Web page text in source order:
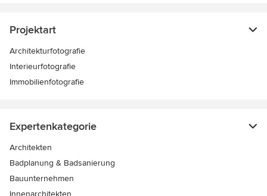
Projektart
Architekturfotografie
Interieurfotografie
Immobilienfotografie
Expertenkategorie
Architekten
Badplanung & Badsanierung
Bauunternehmen
Innenarchitekten